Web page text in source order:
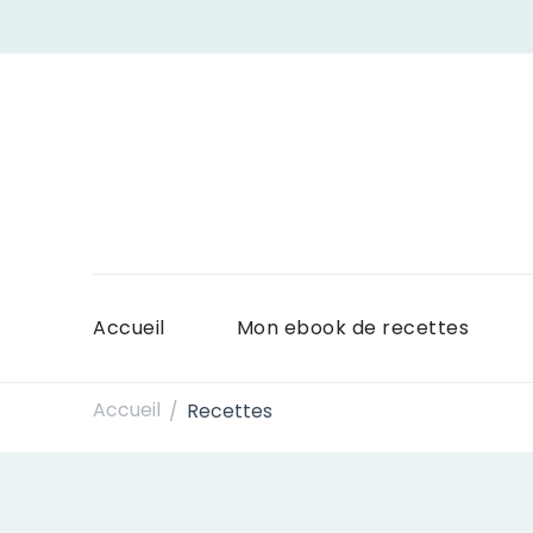
Accueil Mon ebook de recettes
Accueil / Recettes